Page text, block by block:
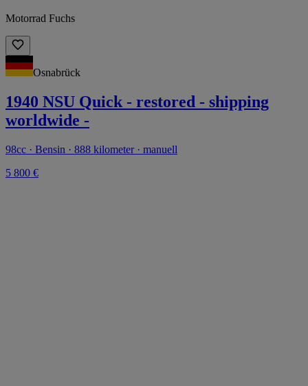
Motorrad Fuchs
Osnabrück
1940 NSU Quick - restored - shipping
worldwide -
98cc · Bensin · 888 kilometer · manuell
5 800 €